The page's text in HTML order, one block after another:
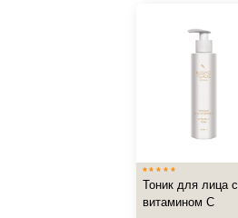
Тоник для лица с
витамином С